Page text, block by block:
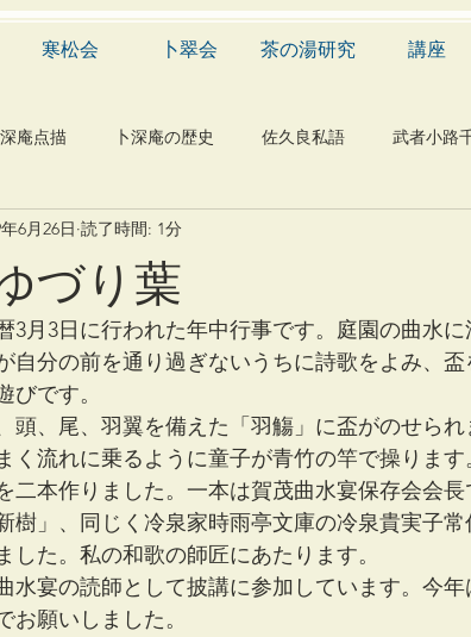
寒松会 卜翠会 茶の湯研究 講座
深庵点描 卜深庵の歴史 佐久良私語 武者小路
文学 有職 民俗
動物 植物 自然科学 音楽 メディア
づり葉
6月26日 読了時間: 1分
3月3日に行われた年中行事です。庭園の曲水
自分の前を通り過ぎないうちに詩歌をよみ、
びです。
頭、尾、羽翼を備えた「羽觴」に盃がのせら
く流れに乗るように童子が青竹の竿で操りま
二本作りました。一本は賀茂曲水宴保存会会
樹」、同じく冷泉家時雨亭文庫の冷泉貴実子
した。私の和歌の師匠にあたります。
水宴の読師として披講に参加しています。今
お願いしました。